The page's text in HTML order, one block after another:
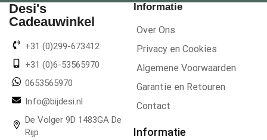
Desi's
Cadeauwinkel
+31 (0)299-673412
+31 (0)6-53565970
0653565970
Info@bijdesi.nl
De Volger 9D 1483GA De
Rijp
Informatie
Over Ons
Privacy en Cookies
Algemene Voorwaarden
Garantie en Retouren
Contact
Informatie